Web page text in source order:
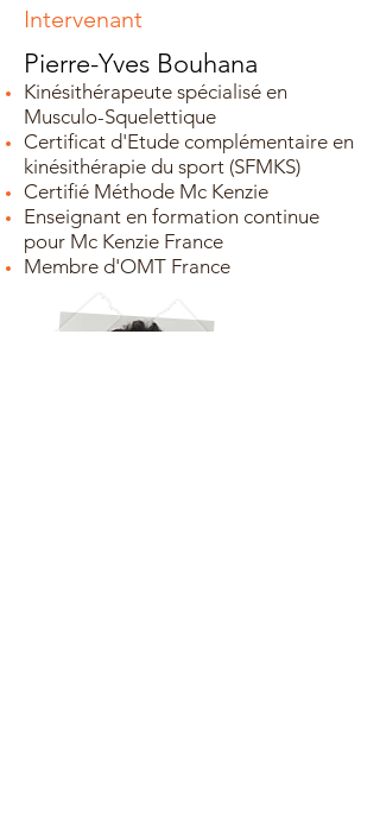
Intervenant
Pierre-Yves Bouhana
Kinésithérapeute spécialisé en
Musculo-Squelettique
Certificat d'Etude complémentaire en
kinésithérapie du sport (SFMKS)
Certifié Méthode Mc Kenzie
Enseignant en formation continue
pour Mc Kenzie France
Membre d'OMT France